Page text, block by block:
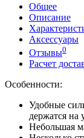
Общее
Описание
Аксессуары
Отзывы0
Расчет
Особенности:
Удобные
держатся на
Небольшая